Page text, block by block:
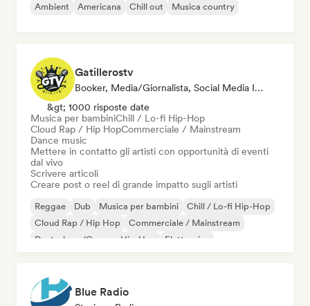
Ambient
Americana Chill out Musica country
Gatillerostv
Booker, Media/Giornalista, Social Media Influencer
&gt; 1000 risposte date
Musica per bambiniChill / Lo-fi Hip-Hop
Cloud Rap / Hip HopCommerciale / Mainstream
Dance music
Mettere in contatto gli artisti con opportunità di eventi
dal vivo
Scrivere articoli
Creare post o reel di grande impatto sugli artisti
Reggae Dub Musica per bambini
Chill / Lo-fi Hip-Hop
Cloud Rap / Hip Hop
Commerciale / Mainstream
Deutschrap/German Hip-Hop
Elettronica
Blue Radio